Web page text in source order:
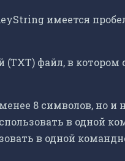
имеется
файл, в котором
8 символов, но и
в одной
в одной